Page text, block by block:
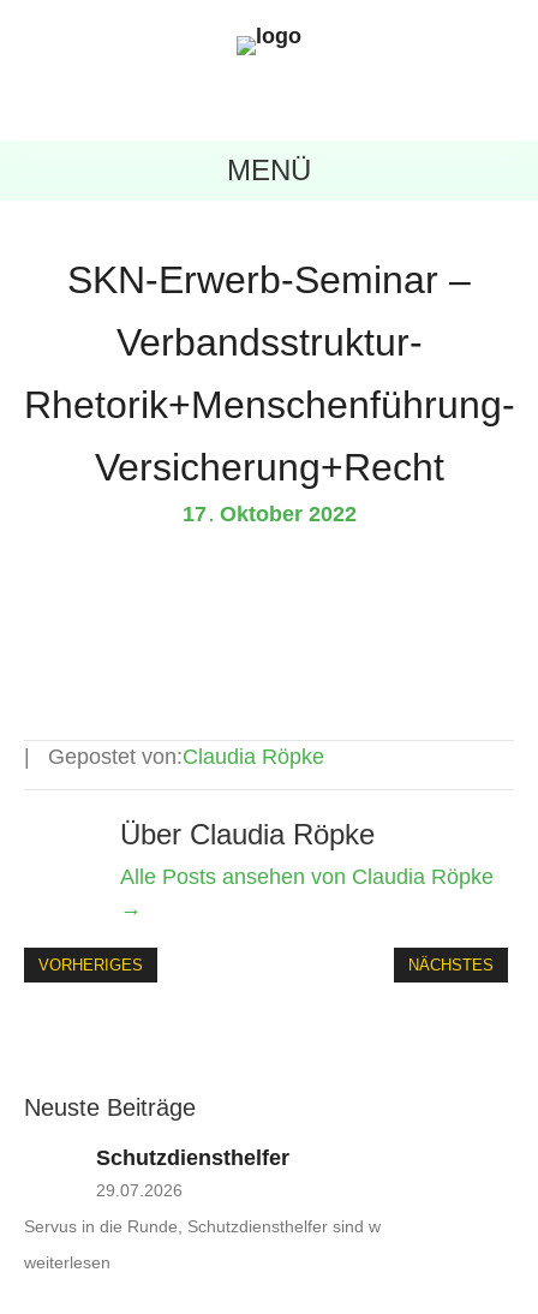
MENÜ
SKN-Erwerb-Seminar –
Verbandsstruktur-
Rhetorik+Menschenführung-
Versicherung+Recht
17 . Oktober 2022
Gepostet von:Claudia Röpke
Über Claudia Röpke
Alle Posts ansehen von Claudia Röpke
→
VORHERIGES NÄCHSTES
Neuste Beiträge
Schutzdiensthelfer
29.07.2026
Servus in die Runde, Schutzdiensthelfer sind w
weiterlesen